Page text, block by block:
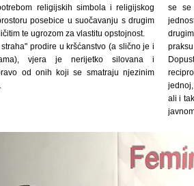
religijskih simbola i religijskog
posebice u suočavanju s drugim
te ugrozom za vlastitu opstojnost.
prodire u kršćanstvo (a slično je i
vjera je nerijetko silovana i
od onih koji se smatraju njezinim
se se
ali i